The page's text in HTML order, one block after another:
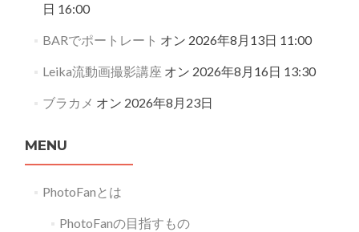
日 16:00
BARでポートレート オン 2026年8月13日 11:00
Leika流動画撮影講座 オン 2026年8月16日 13:30
ブラカメ オン 2026年8月23日
MENU
PhotoFanとは
PhotoFanの目指すもの